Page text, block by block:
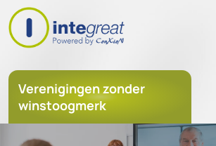
Verenigingen zonder
winstoogmerk